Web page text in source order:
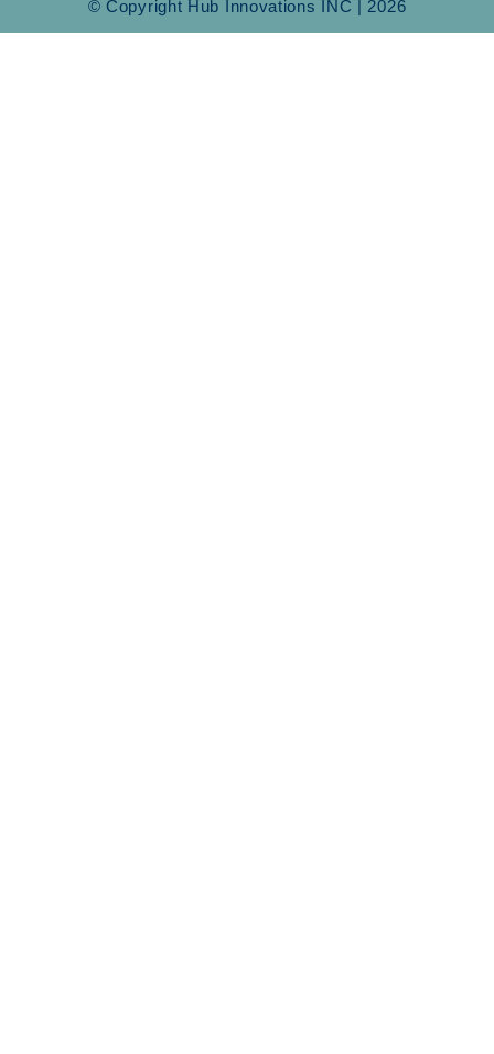
© Copyright Hub Innovations INC | 2026